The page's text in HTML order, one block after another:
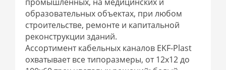
образовательных объектах, при любом
строительстве, ремонте и капитальной
реконструкции зданий.
Ассортимент кабельных каналов EKF-Plast
охватывает все типоразмеры, от 12x12 до